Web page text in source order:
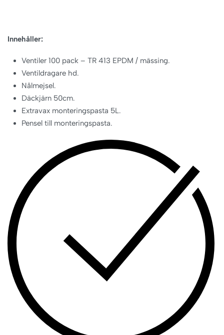
Innehåller:
Ventiler 100 pack – TR 413 EPDM / mässing.
Ventildragare hd.
Nålmejsel.
Däckjärn 50cm.
Extravax monteringspasta 5L.
Pensel till monteringspasta.